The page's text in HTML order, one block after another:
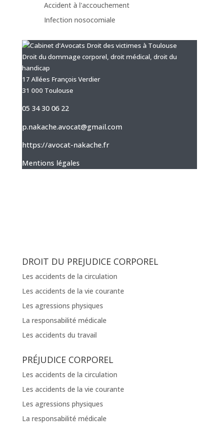
Accident à l'accouchement
Infection nosocomiale
Droit du dommage corporel, droit médical, droit du
handicap
17 Allées François Verdier
31 000 Toulouse
05 34 30 06 22
p.nakache.avocat@gmail.com
https://avocat-nakache.fr
Mentions légales
DROIT DU PREJUDICE CORPOREL
Les accidents de la circulation
Les accidents de la vie courante
Les agressions physiques
La responsabilité médicale
Les accidents du travail
PRÉJUDICE CORPOREL
Les accidents de la circulation
Les accidents de la vie courante
Les agressions physiques
La responsabilité médicale